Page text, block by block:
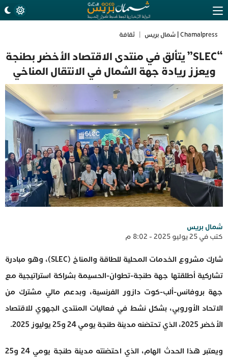
Chamalpress | شمال بريس ثقافة
“SLEC” يتألق في منتدى الاقتصاد الأخضر بطنجة
ويعزز ريادة جهة الشمال في الانتقال المناخي
شمال بريس
كتب في 25 يوليو 2025 - 8:02 م
شارك مشروع الخدمات المحلية للطاقة والمناخ (SLEC)، وهو مبادرة
تشاركية أطلقتها جهة طنجة-تطوان-الحسيمة بشراكة استراتيجية مع
جهة بروفانس-ألب-كوت دازور الفرنسية، وبدعم مالي مشترك من
الاتحاد الأوروبي، بشكل نشط في فعاليات المنتدى الجهوي للاقتصاد
الأخضر 2025، الذي تحتضنه مدينة طنجة يومي 24 و25 يوليوز 2025.
ويعتبر هذا الحدث الهام، الذي احتضنته مدينة طنجة يومي 24 و25